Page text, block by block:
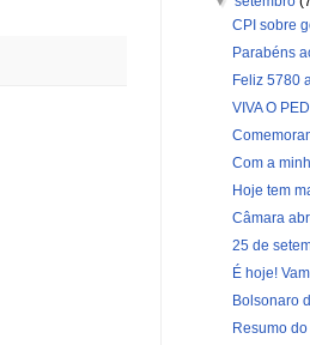
CPI sobre
Parabéns
Feliz 5780
VIVA O
Com a
Hoje tem
Câmara
25 de
É hoje!
Bolsonaro
Resumo